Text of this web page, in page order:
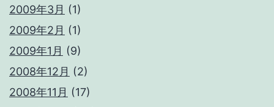
2009年3月 (1)
2009年2月 (1)
2009年1月 (9)
2008年12月 (2)
2008年11月 (17)